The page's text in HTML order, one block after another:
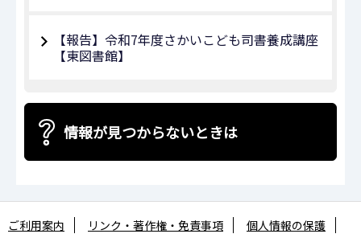
【報告】令和7年度さかいこども司書養成講座
【東図書館】
情報が見つからないときは
ご利用案内 リンク・著作権・免責事項
個人情報の保護